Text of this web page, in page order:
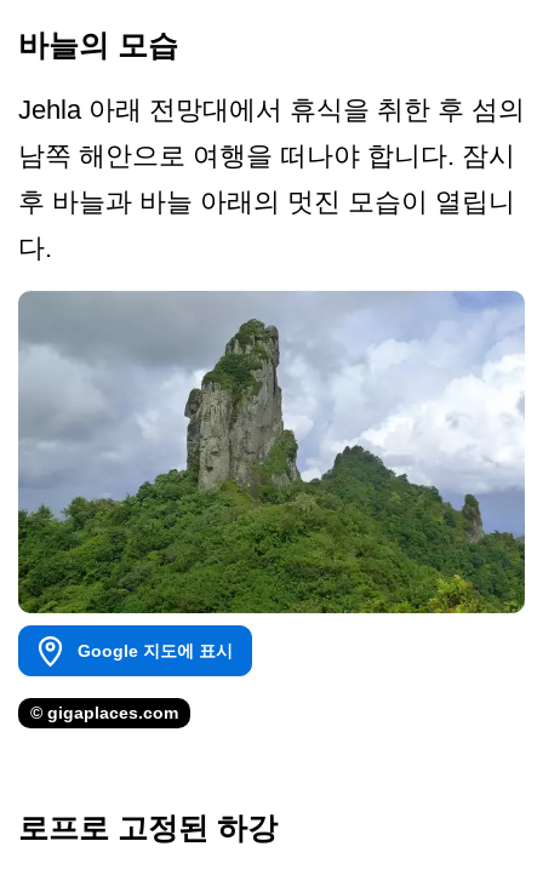
바늘의 모습
Jehla 아래 전망대에서 휴식을 취한 후 섬의
남쪽 해안으로 여행을 떠나야 합니다. 잠시
후 바늘과 바늘 아래의 멋진 모습이 열립니
다.
Google 지도에 표시
© gigaplaces.com
로프로 고정된 하강